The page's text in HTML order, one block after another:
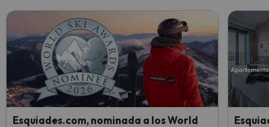
Esquiades.com, nominada a los World